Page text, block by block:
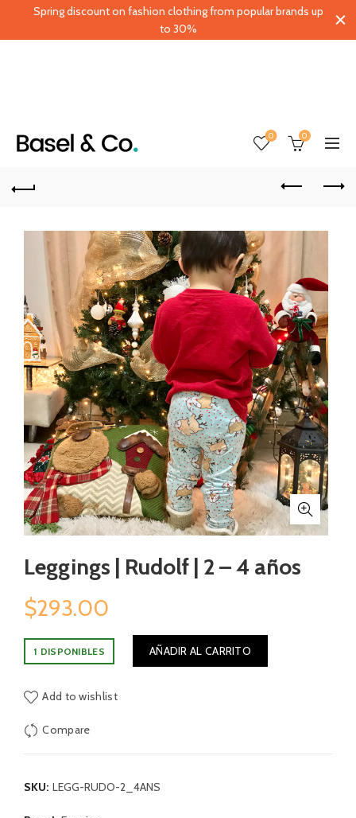
0 0
Leggings | Rudolf | 2 – 4 años
$293.00
1 DISPONIBLES AÑADIR AL CARRITO
Add to wishlist
Compare
SKU: LEGG-RUDO-2_4ANS
Spring discount on fashion clothing from popular brands up
to 30%